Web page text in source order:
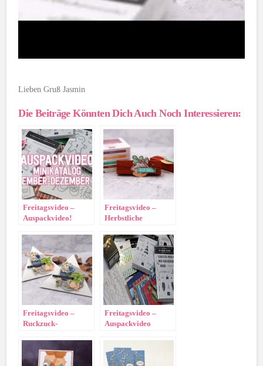
Lieben Gruß Jasmin
Die Beiträge Könnten Dich Auch Noch Interessieren:
Freitagsvideo –
Auspackvideo!
Freitagsvideo –
Herbstliche
Verpackung
Freitagsvideo –
Ruckzuck-
Freitagsvideo –
Auspackvideo